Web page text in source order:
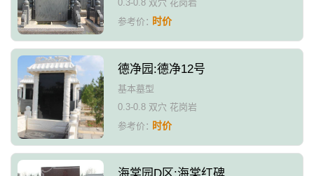
0.3-0.8 双穴 花岗岩
参考价：时价
德净园:德净12号
基本墓型
0.3-0.8 双穴 花岗岩
参考价：时价